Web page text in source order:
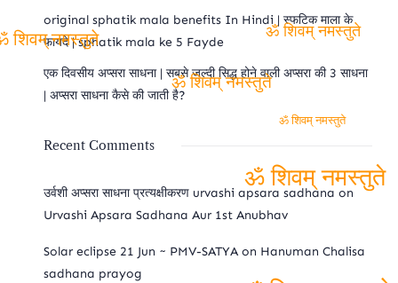
original sphatik mala benefits In Hindi | स्फटिक माला के
फायदे | sphatik mala ke 5 Fayde
एक दिवसीय अप्सरा साधना | सबसे जल्दी सिद्ध होने वाली अप्सरा की 3 साधना
| अप्सरा साधना कैसे की जाती है?
Recent Comments
उर्वशी अप्सरा साधना प्रत्यक्षीकरण urvashi apsara sadhana on
Urvashi Apsara Sadhana Aur 1st Anubhav
Solar eclipse 21 Jun ~ PMV-SATYA on Hanuman Chalisa
sadhana prayog
ॐ शिवम् नमस्तुते
ॐ शिवम् नमस्तुते